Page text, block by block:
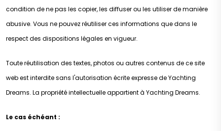
condition de ne pas les copier, les diffuser ou les utiliser de manière
abusive. Vous ne pouvez réutiliser ces informations que dans le
respect des dispositions légales en vigueur.
Toute réutilisation des textes, photos ou autres contenus de ce site
web est interdite sans l'autorisation écrite expresse de Yachting
Dreams. La propriété intellectuelle appartient à Yachting Dreams.
Le cas échéant :